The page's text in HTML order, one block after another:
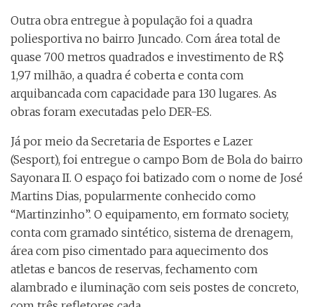
Outra obra entregue à população foi a quadra
poliesportiva no bairro Juncado. Com área total de
quase 700 metros quadrados e investimento de R$
1,97 milhão, a quadra é coberta e conta com
arquibancada com capacidade para 130 lugares. As
obras foram executadas pelo DER-ES.
Já por meio da Secretaria de Esportes e Lazer
(Sesport), foi entregue o campo Bom de Bola do bairro
Sayonara II. O espaço foi batizado com o nome de José
Martins Dias, popularmente conhecido como
“Martinzinho”. O equipamento, em formato society,
conta com gramado sintético, sistema de drenagem,
área com piso cimentado para aquecimento dos
atletas e bancos de reservas, fechamento com
alambrado e iluminação com seis postes de concreto,